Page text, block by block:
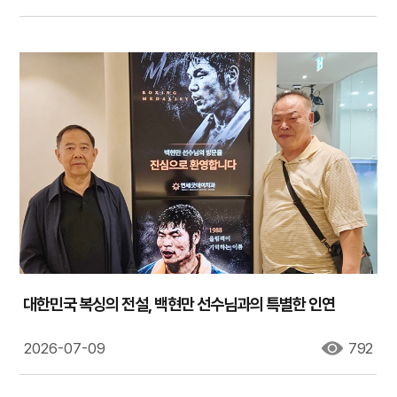
대한민국 복싱의 전설, 백현만 선수님과의 특별한 인연
2026-07-09 792